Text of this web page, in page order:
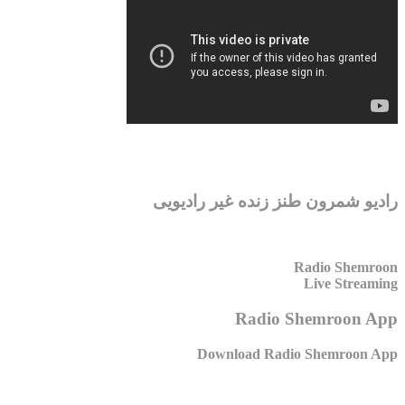
رادیو شمرون طنز زنده غیر رادیویی
Radio Shemroon
Live Streaming
Radio Shemroon App
Download Radio Shemroon App